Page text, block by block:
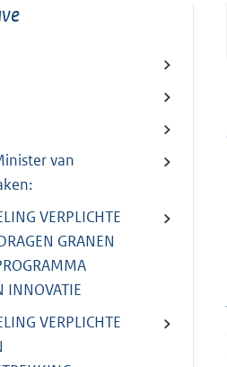
van
VERPLICHTE
GRANEN
INNOVATIE
VERPLICHTE